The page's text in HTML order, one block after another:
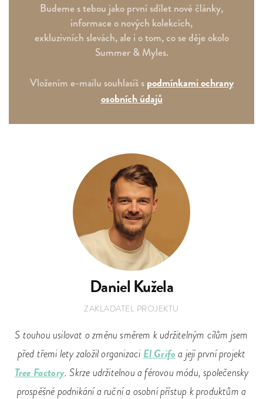
Budeme s tebou jako první sdílet nové články,
informace o nových kolekcích,
exkluzivních slevách, ale i o tom, co se děje okolo
Summer & Myles.
Vložením e-mailu souhlasíš s podmínkami ochrany
osobních údajů
Daniel Kužela
ZAKLADATEL PROJEKTU
S touhou usilovat o změnu směrem k udržitelným cílům jsem
před třemi lety založil organizaci El Grifo a její první projekt
Tree Factory. Skrze udržitelnou a férovou módu, společensky
prospěšné podnikání a ruční a osobní přístup k produktům a